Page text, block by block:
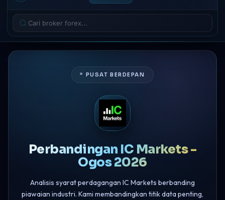
* PUSAT BERDEPAN
Perbandingan IC Markets -
Ogos 2026
Analisis syarat perdagangan IC Markets berbanding
piawaian industri. Kami membandingkan titik data penting,